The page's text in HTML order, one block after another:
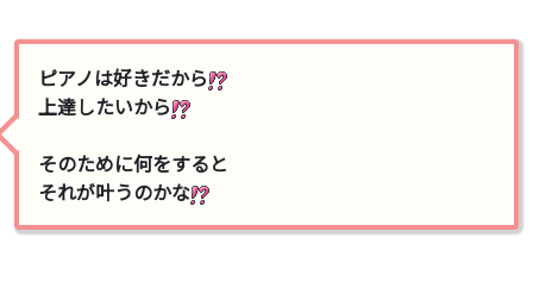
ピアノは好きだから
上達したいから
そのために何をすると
それが叶うのかな